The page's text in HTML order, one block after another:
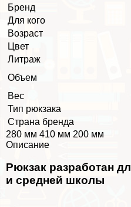
Бренд
Для кого
Возраст
Цвет
Литраж
Объем
Вес
Тип рюкзака
Страна бренда
280 мм 410 мм 200 мм
Описание
Рюкзак разработан
и средней школы